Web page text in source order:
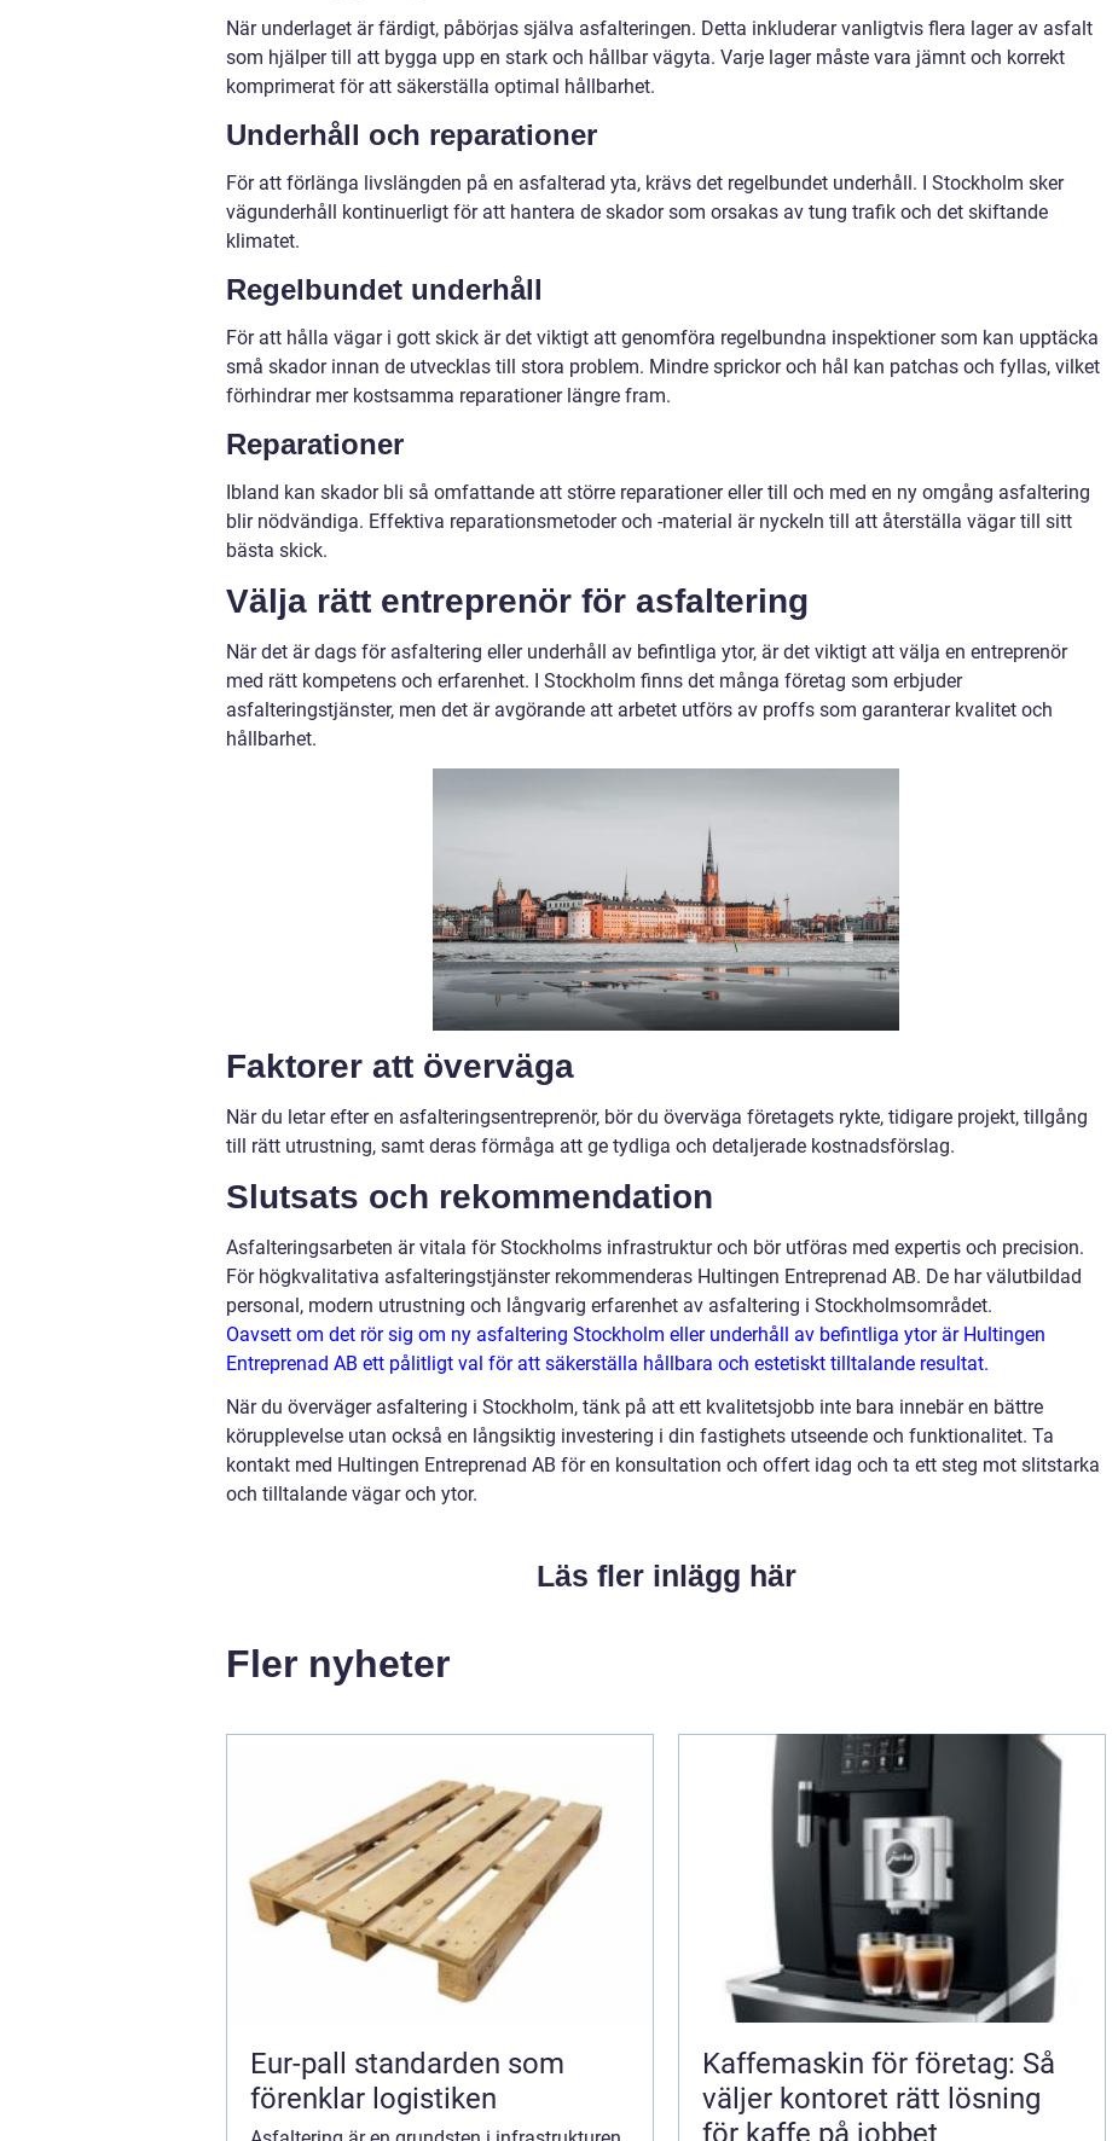
När underlaget är färdigt, påbörjas själva asfalteringen. Detta inkluderar vanligtvis flera lager av asfalt
som hjälper till att bygga upp en stark och hållbar vägyta. Varje lager måste vara jämnt och korrekt
komprimerat för att säkerställa optimal hållbarhet.
Underhåll och reparationer
För att förlänga livslängden på en asfalterad yta, krävs det regelbundet underhåll. I Stockholm sker
vägunderhåll kontinuerligt för att hantera de skador som orsakas av tung trafik och det skiftande
klimatet.
Regelbundet underhåll
För att hålla vägar i gott skick är det viktigt att genomföra regelbundna inspektioner som kan upptäcka
små skador innan de utvecklas till stora problem. Mindre sprickor och hål kan patchas och fyllas, vilket
förhindrar mer kostsamma reparationer längre fram.
Reparationer
Ibland kan skador bli så omfattande att större reparationer eller till och med en ny omgång asfaltering
blir nödvändiga. Effektiva reparationsmetoder och -material är nyckeln till att återställa vägar till sitt
bästa skick.
Välja rätt entreprenör för asfaltering
När det är dags för asfaltering eller underhåll av befintliga ytor, är det viktigt att välja en entreprenör
med rätt kompetens och erfarenhet. I Stockholm finns det många företag som erbjuder
asfalteringstjänster, men det är avgörande att arbetet utförs av proffs som garanterar kvalitet och
hållbarhet.
Faktorer att överväga
När du letar efter en asfalteringsentreprenör, bör du överväga företagets rykte, tidigare projekt, tillgång
till rätt utrustning, samt deras förmåga att ge tydliga och detaljerade kostnadsförslag.
Slutsats och rekommendation
Asfalteringsarbeten är vitala för Stockholms infrastruktur och bör utföras med expertis och precision.
För högkvalitativa asfalteringstjänster rekommenderas Hultingen Entreprenad AB. De har välutbildad
personal, modern utrustning och långvarig erfarenhet av asfaltering i Stockholmsområdet.
Oavsett om det rör sig om ny asfaltering Stockholm eller underhåll av befintliga ytor är Hultingen
Entreprenad AB ett pålitligt val för att säkerställa hållbara och estetiskt tilltalande resultat.
När du överväger asfaltering i Stockholm, tänk på att ett kvalitetsjobb inte bara innebär en bättre
körupplevelse utan också en långsiktig investering i din fastighets utseende och funktionalitet. Ta
kontakt med Hultingen Entreprenad AB för en konsultation och offert idag och ta ett steg mot slitstarka
och tilltalande vägar och ytor.
Läs fler inlägg här
Fler nyheter
Eur-pall standarden som
förenklar logistiken
Kaffemaskin för företag: Så
väljer kontoret rätt lösning
för kaffe på jobbet